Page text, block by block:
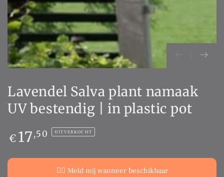
Lavendel Salva plant namaak
UV bestendig | in plastic pot
Normale
prijs
€ 17,50 UITVERKOCHT
👉🏻 Meld mij wanneer beschikbaar